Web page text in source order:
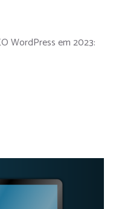
WordPress em 2023: